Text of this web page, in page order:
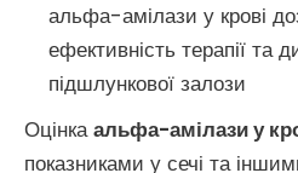
альфа-амілази у крові
ефективність терапії та
підшлункової залози
Оцінкаальфа-амілази у
показниками у сечі та